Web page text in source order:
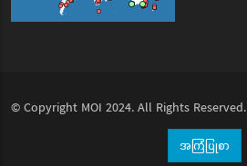
© Copyright MOI 2024. All Rights Reserved.
အကြံပြုစာ